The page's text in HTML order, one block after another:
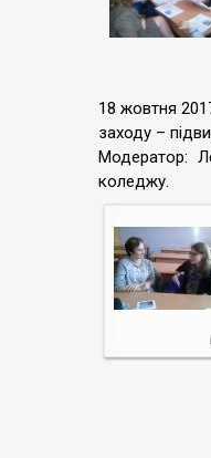
18 жовтня
заходу –
Модератор:
коледжу.